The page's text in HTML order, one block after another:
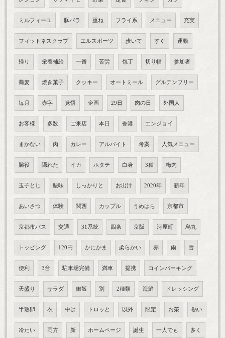
ミルフィーユ 豚バラ 重ね フライ系 メニュー 充実
フィットネスクラブ エルスポーツ 歩いて すぐ 運動
帰り 栄養補給 一番 苦労 包丁 切り幅 参加者
蕎麦 焼き菓子 クッキー オートミール グルテンフリー
毎月 赤字 覚悟 企画 29日 肉の日 外国人
お客様 多数 ご来店 本日 香港 エンジョイ
まかない 肉 カレー アルバイト 考案 人気メニュー
脇役 隠れた イカ ホタテ 白身 3種 梅肉
玉子とじ 酸味 しっかりと お出汁 2020年 新年
あいさつ 体験 関西 カップル うめはら 京都市
京都市バス 交通 31系統 四条 京阪 河原町 烏丸
トッピング 120円 かにかま 柔らかい 赤 雨 雪
便利 3台 駐車場完備 満車 提携 コインパーキング
天盛り サラダ 御飯 別 2種類 海鮮 ドレッシング
半熟卵 衣 中は トロッと 以外 限定 お茶 熱い
冷たい 両方 新 ホームページ 誕生 一人でも 多く